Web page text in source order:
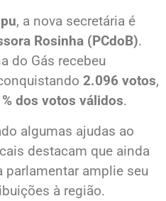
, a nova secretária é
Rosinha (PCdoB).
do Gás recebeu
2.096 votos,
dos votos válidos.
algumas ajudas ao
destacam que ainda
parlamentar amplie seu
à região.